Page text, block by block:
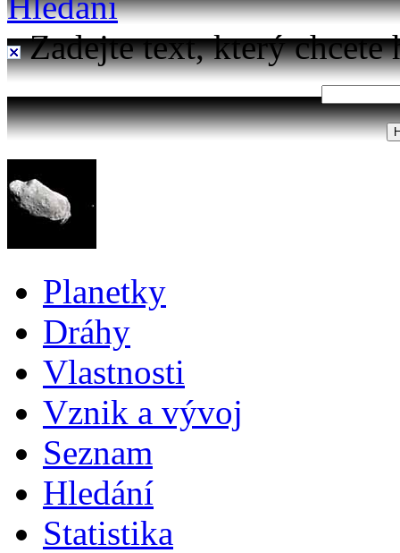
Zadejte text, který chcete
Planetky
Dráhy
Vlastnosti
Vznik a vývoj
Seznam
Hledání
Statistika